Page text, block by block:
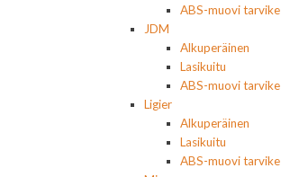
ABS-muovi tarvike
JDM
Alkuperäinen
Lasikuitu
ABS-muovi tarvike
Ligier
Alkuperäinen
Lasikuitu
ABS-muovi tarvike